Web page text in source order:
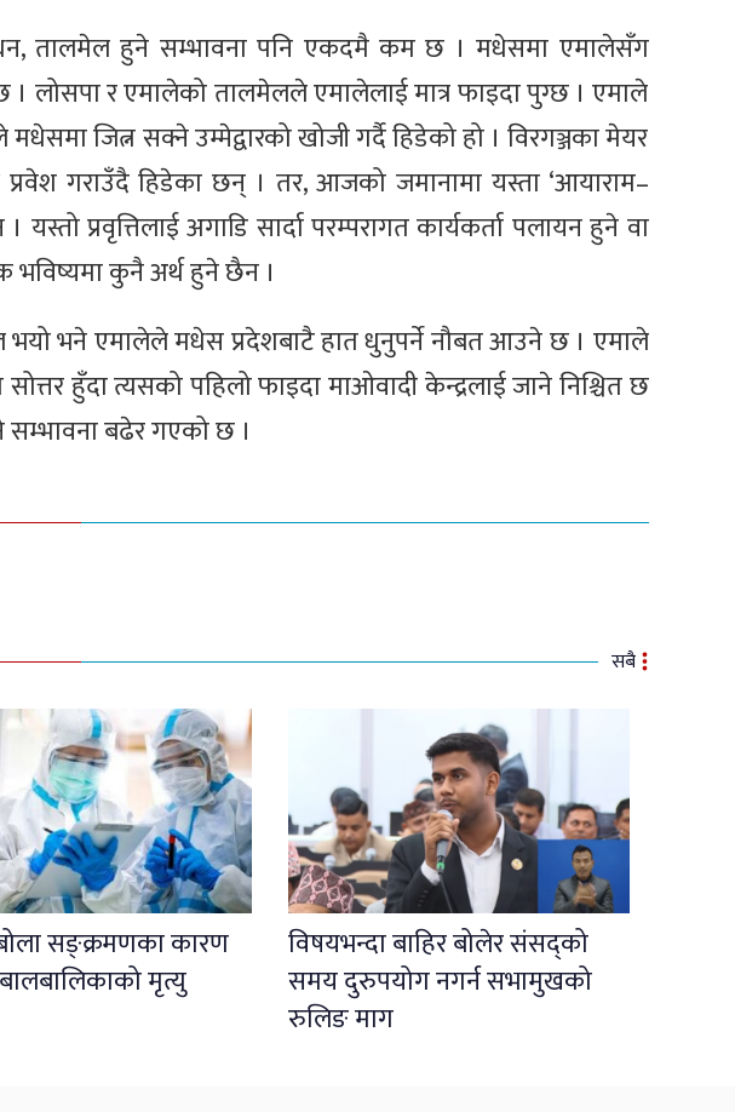
तालमेल हुने सम्भावना पनि एकदमै कम छ । मधेसमा एमालेसँग
। लोसपा र एमालेको तालमेलले एमालेलाई मात्र फाइदा पुग्छ । एमाले
जित्न सक्ने उम्मेद्वारको खोजी गर्दै हिडेको हो । विरगञ्जका मेयर
गराउँदै हिडेका छन् । तर, आजको जमानामा यस्ता ‘आयाराम–
यस्तो प्रवृत्तिलाई अगाडि सार्दा परम्परागत कार्यकर्ता पलायन हुने वा
भविष्यमा कुनै अर्थ हुने छैन ।
भने एमालेले मधेस प्रदेशबाटै हात धुनुपर्ने नौबत आउने छ । एमाले
हुँदा त्यसको पहिलो फाइदा माओवादी केन्द्रलाई जाने निश्चित छ
सम्भावना बढेर गएको छ ।
सबै
सङ्क्रमणका कारण
मृत्यु
विषयभन्दा बाहिर बोलेर संसद्को
समय दुरुपयोग नगर्न सभामुखको
रुलिङ माग